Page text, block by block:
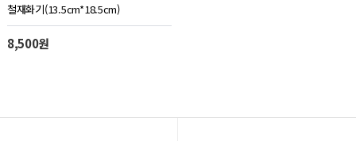
철재화기(13.5cm*18.5cm)
8,500원